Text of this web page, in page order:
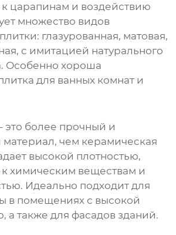
царапинам и воздействию
множество видов
глазурованная, матовая,
с имитацией натурального
Особенно хороша
для ванных комнат и
это более прочный и
материал, чем керамическая
высокой плотностью,
к химическим веществам и
Идеально подходит для
в помещениях с высокой
а также для фасадов зданий.